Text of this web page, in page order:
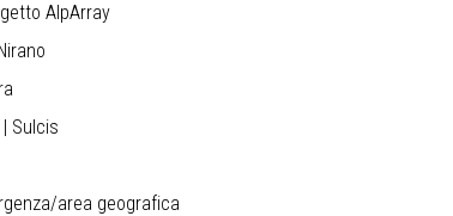
AlpArray
Sulcis
area geografica